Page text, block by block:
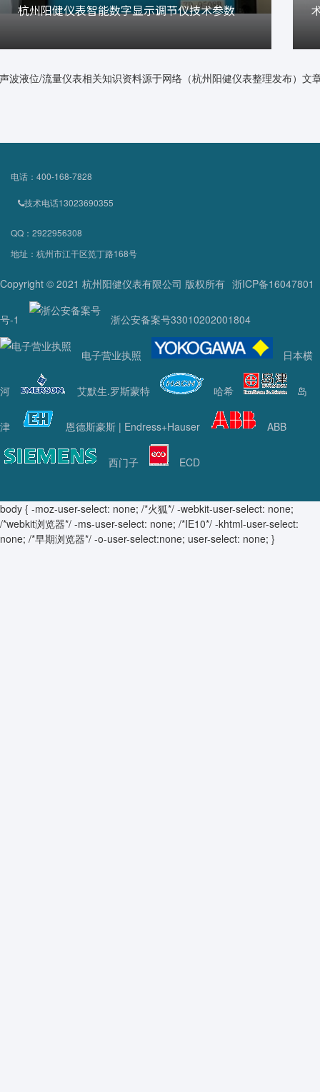
杭州阳健仪表智能数字显示调节仪技术参数
波液位/流量仪表相关知识资料源于网络（杭州阳健仪表整理发布）
电话：400-168-7828
技术电话13023690355
QQ：2922956308
地址：杭州市江干区笕丁路168号
Copyright © 2021 杭州阳健仪表有限公司 版权所有 浙ICP备16047801
号-1 浙公安备案号33010202001804
电子营业执照 日本横
河 艾默生.罗斯蒙特 哈希 岛
津 恩德斯豪斯 | Endress+Hauser ABB
西门子 ECD
body { -moz-user-select: none; /*火狐*/ -webkit-user-select: none;
/*webkit浏览器*/ -ms-user-select: none; /*IE10*/ -khtml-user-select:
none; /*早期浏览器*/ -o-user-select:none; user-select: none; }